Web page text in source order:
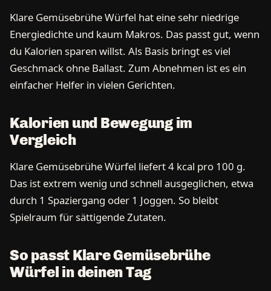
Klare Gemüsebrühe Würfel hat eine sehr niedrige
Energiedichte und kaum Makros. Das passt gut, wenn
du Kalorien sparen willst. Als Basis bringt es viel
Geschmack ohne Ballast. Zum Abnehmen ist es ein
einfacher Helfer in vielen Gerichten.
Kalorien und Bewegung im
Vergleich
Klare Gemüsebrühe Würfel liefert 4 kcal pro 100 g.
Das ist extrem wenig und schnell ausgeglichen, etwa
durch 1 Spaziergang oder 1 Joggen. So bleibt
Spielraum für sättigende Zutaten.
So passt Klare Gemüsebrühe
Würfel in deinen Tag